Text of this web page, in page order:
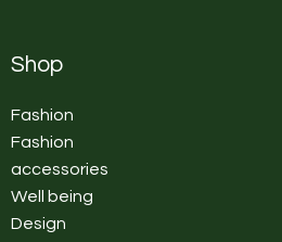
Shop
Fashion
Fashion
accessories
Well being
Design